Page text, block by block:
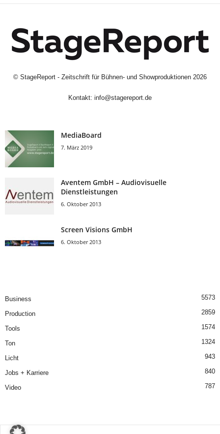
© StageReport - Zeitschrift für Bühnen- und Showproduktionen 2026
Kontakt: info@stagereport.de
MediaBoard
7. März 2019
Aventem GmbH – Audiovisuelle
Dienstleistungen
6. Oktober 2013
Screen Visions GmbH
6. Oktober 2013
Business 5573
Production 2859
Tools 1574
Ton 1324
Licht 943
Jobs + Karriere 840
Video 787